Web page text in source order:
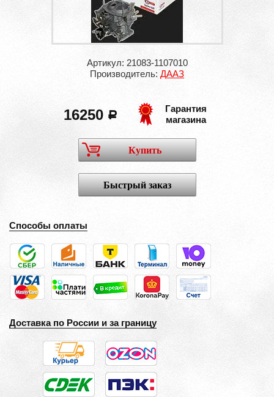
Артикул: 21083-1107010
Производитель: ДААЗ
16250 a
Гарантия
магазина
Купить
Быстрый заказ
Способы оплаты
Доставка по России и за границу